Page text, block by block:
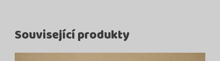
Související produkty